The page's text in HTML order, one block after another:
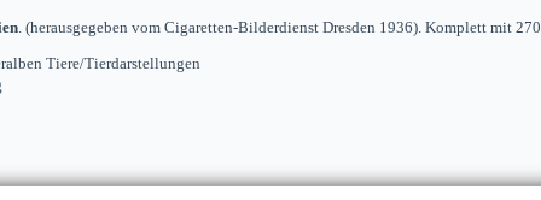
. (herausgegeben vom Cigaretten-Bilderdienst Dresden 1936). Komplett mit
Tiere/Tierdarstellungen